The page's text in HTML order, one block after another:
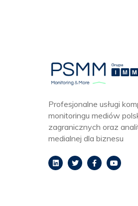
Profesjonalne usługi
monitoringu mediów
zagranicznych oraz
medialnej dla biznesu